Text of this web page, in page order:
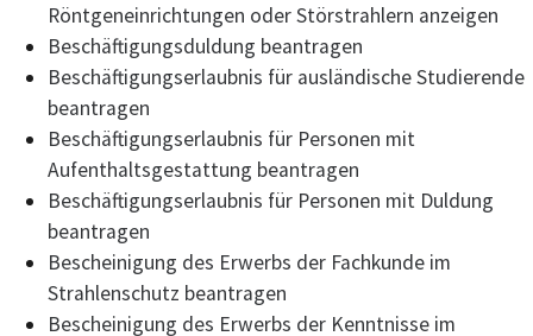
Röntgeneinrichtungen oder Störstrahlern anzeigen
Beschäftigungsduldung beantragen
Beschäftigungserlaubnis für ausländische Studierende
beantragen
Beschäftigungserlaubnis für Personen mit
Aufenthaltsgestattung beantragen
Beschäftigungserlaubnis für Personen mit Duldung
beantragen
Bescheinigung des Erwerbs der Fachkunde im
Strahlenschutz beantragen
Bescheinigung des Erwerbs der Kenntnisse im